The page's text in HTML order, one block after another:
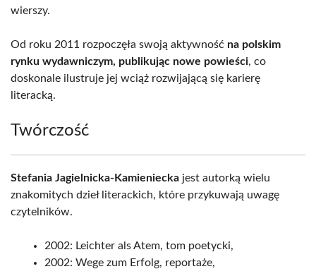
wierszy.
Od roku 2011 rozpoczęła swoją aktywność na polskim
rynku wydawniczym, publikując nowe powieści, co
doskonale ilustruje jej wciąż rozwijającą się karierę
literacką.
Twórczość
Stefania Jagielnicka-Kamieniecka jest autorką wielu
znakomitych dzieł literackich, które przykuwają uwagę
czytelników.
2002: Leichter als Atem, tom poetycki,
2002: Wege zum Erfolg, reportaże,